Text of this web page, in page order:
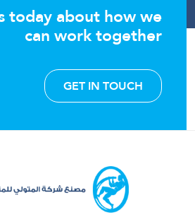
today about how we
can work together
GET IN TOUCH